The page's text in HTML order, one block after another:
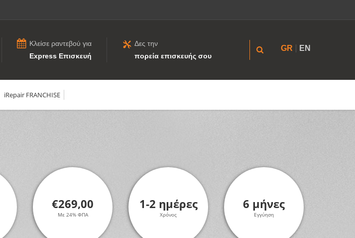
Κλείσε ραντεβού για
Express Επισκευή
Δες την
πορεία επισκευής σου
GR EN
iRepair FRANCHISE
€269,00
Με 24% ΦΠΑ
1-2 ημέρες
Χρόνος
6 μήνες
Εγγύηση